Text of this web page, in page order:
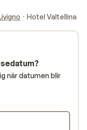
Hotel Valtellina
när datumen blir